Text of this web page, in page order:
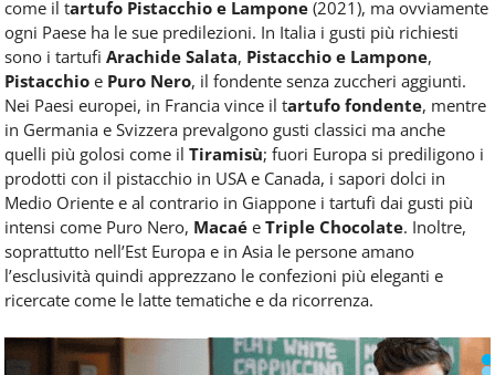
come il tartufo Pistacchio e Lampone (2021), ma ovviamente
ogni Paese ha le sue predilezioni. In Italia i gusti più richiesti
sono i tartufi Arachide Salata, Pistacchio e Lampone,
Pistacchio e Puro Nero, il fondente senza zuccheri aggiunti.
Nei Paesi europei, in Francia vince il tartufo fondente, mentre
in Germania e Svizzera prevalgono gusti classici ma anche
quelli più golosi come il Tiramisù; fuori Europa si prediligono i
prodotti con il pistacchio in USA e Canada, i sapori dolci in
Medio Oriente e al contrario in Giappone i tartufi dai gusti più
intensi come Puro Nero, Macaé e Triple Chocolate. Inoltre,
soprattutto nell’Est Europa e in Asia le persone amano
l’esclusività quindi apprezzano le confezioni più eleganti e
ricercate come le latte tematiche e da ricorrenza.